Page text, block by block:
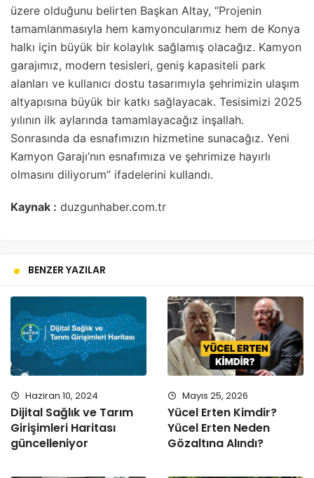
üzere olduğunu belirten Başkan Altay, “Projenin
tamamlanmasıyla hem kamyoncularımız hem de Konya
halkı için büyük bir kolaylık sağlamış olacağız. Kamyon
garajımız, modern tesisleri, geniş kapasiteli park
alanları ve kullanıcı dostu tasarımıyla şehrimizin ulaşım
altyapısına büyük bir katkı sağlayacak. Tesisimizi 2025
yılının ilk aylarında tamamlayacağız inşallah.
Sonrasında da esnafımızın hizmetine sunacağız. Yeni
Kamyon Garajı’nın esnafımıza ve şehrimize hayırlı
olmasını diliyorum” ifadelerini kullandı.
Kaynak : duzgunhaber.com.tr
BENZER YAZILAR
Haziran 10, 2024
Dijital Sağlık ve Tarım
Girişimleri Haritası
güncelleniyor
Mayıs 25, 2026
Yücel Erten Kimdir?
Yücel Erten Neden
Gözaltına Alındı?